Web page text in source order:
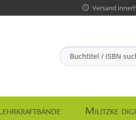
Versand
Militzke